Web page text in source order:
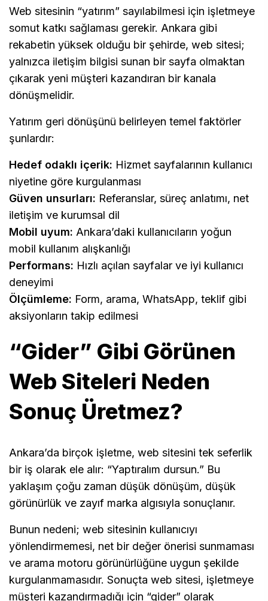
Web sitesinin “yatırım” sayılabilmesi için işletmeye
somut katkı sağlaması gerekir. Ankara gibi
rekabetin yüksek olduğu bir şehirde, web sitesi;
yalnızca iletişim bilgisi sunan bir sayfa olmaktan
çıkarak yeni müşteri kazandıran bir kanala
dönüşmelidir.
Yatırım geri dönüşünü belirleyen temel faktörler
şunlardır:
Hedef odaklı içerik: Hizmet sayfalarının kullanıcı
niyetine göre kurgulanması
Güven unsurları: Referanslar, süreç anlatımı, net
iletişim ve kurumsal dil
Mobil uyum: Ankara’daki kullanıcıların yoğun
mobil kullanım alışkanlığı
Performans: Hızlı açılan sayfalar ve iyi kullanıcı
deneyimi
Ölçümleme: Form, arama, WhatsApp, teklif gibi
aksiyonların takip edilmesi
“Gider” Gibi Görünen
Web Siteleri Neden
Sonuç Üretmez?
Ankara’da birçok işletme, web sitesini tek seferlik
bir iş olarak ele alır: “Yaptıralım dursun.” Bu
yaklaşım çoğu zaman düşük dönüşüm, düşük
görünürlük ve zayıf marka algısıyla sonuçlanır.
Bunun nedeni; web sitesinin kullanıcıyı
yönlendirmemesi, net bir değer önerisi sunmaması
ve arama motoru görünürlüğüne uygun şekilde
kurgulanmamasıdır. Sonuçta web sitesi, işletmeye
müşteri kazandırmadığı için “gider” olarak